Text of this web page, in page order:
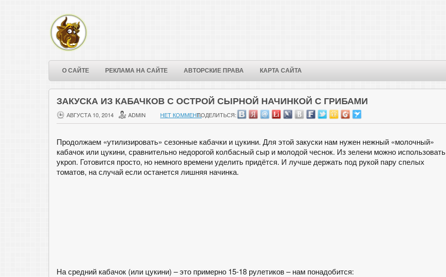
О САЙТЕ РЕКЛАМА НА САЙТЕ АВТОРСКИЕ ПРАВА КАРТА САЙТА
ЗАКУСКА ИЗ КАБАЧКОВ С ОСТРОЙ СЫРНОЙ НАЧИНКОЙ С ГРИБАМИ
АВГУСТА 10, 2014 ADMIN НЕТ КОММЕНТ.ПОДЕЛИТЬСЯ:
Продолжаем «утилизировать» сезонные кабачки и цукини. Для этой закуски нам нужен нежный «молочный»
кабачок или цукини, сравнительно недорогой колбасный сыр и молодой чеснок. Из зелени можно использовать
укроп. Готовится просто, но немного времени уделить придётся. И лучше держать под рукой пару спелых
томатов, на случай если останется лишняя начинка.
На средний кабачок (или цукини) – это примерно 15-18 рулетиков – нам понадобится: